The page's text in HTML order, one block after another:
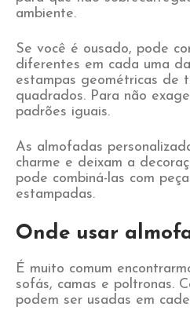
ambiente.
Se você é ousado, pode
diferentes em cada uma
estampas geométricas de
quadrados. Para não
padrões iguais.
As almofadas
charme e deixam a
pode combiná-las com
estampadas.
Onde usar
É muito comum
sofás, camas e poltronas.
podem ser usadas em